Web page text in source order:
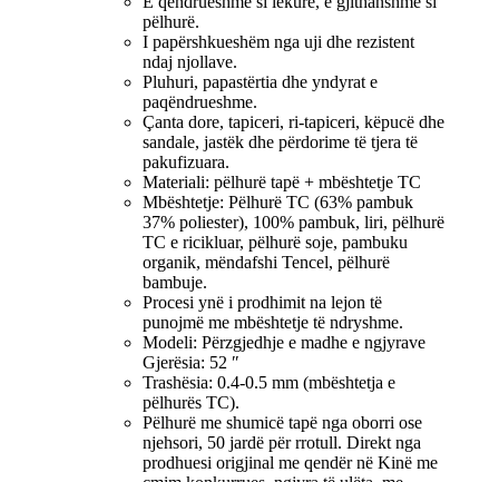
pëlhurë.
I papërshkueshëm nga uji dhe rezistent
ndaj njollave.
Pluhuri, papastërtia dhe yndyrat e
paqëndrueshme.
Çanta dore, tapiceri, ri-tapiceri, këpucë dhe
sandale, jastëk dhe përdorime të tjera të
pakufizuara.
Materiali: pëlhurë tapë + mbështetje TC
Mbështetje: Pëlhurë TC (63% pambuk
37% poliester), 100% pambuk, liri, pëlhurë
TC e ricikluar, pëlhurë soje, pambuku
organik, mëndafshi Tencel, pëlhurë
bambuje.
Procesi ynë i prodhimit na lejon të
punojmë me mbështetje të ndryshme.
Modeli: Përzgjedhje e madhe e ngjyrave
Gjerësia: 52 ″
Trashësia: 0.4-0.5 mm (mbështetja e
pëlhurës TC).
Pëlhurë me shumicë tapë nga oborri ose
njehsori, 50 jardë për rrotull. Direkt nga
prodhuesi origjinal me qendër në Kinë me